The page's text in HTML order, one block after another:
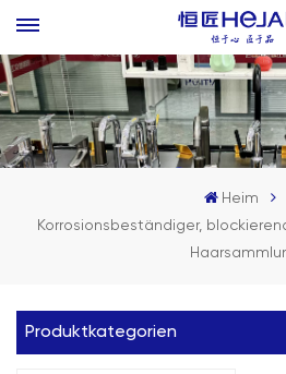
Heim
Korrosionsbeständiger,
Produktkategorien